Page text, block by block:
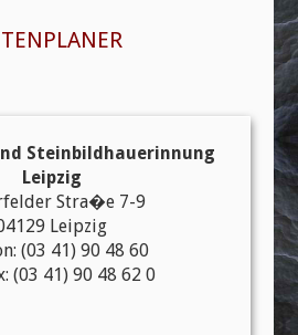
Steinbildhauerinnung
Leipzig
Stra�e 7-9
Leipzig
(03 41) 90 48 60
(03 41) 90 48 62 0